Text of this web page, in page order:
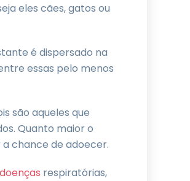
eles cães, gatos ou
é dispersado na
essas pelo menos
são aqueles que
Quanto maior o
chance de adoecer.
doenças respiratórias,